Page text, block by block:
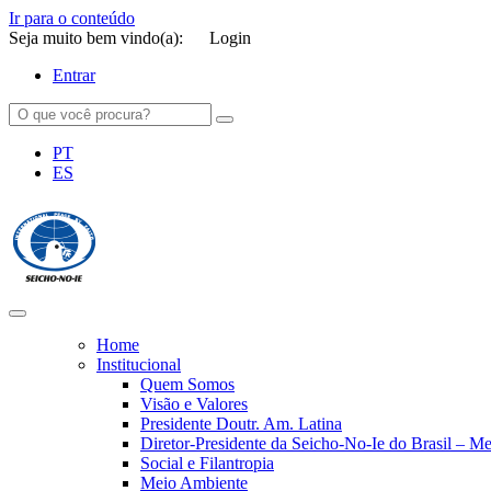
Ir para o conteúdo
Seja muito bem vindo(a):
Login
Entrar
PT
ES
Home
Institucional
Quem Somos
Visão e Valores
Presidente Doutr. Am. Latina
Diretor-Presidente da Seicho-No-Ie do Brasil –
Social e Filantropia
Meio Ambiente